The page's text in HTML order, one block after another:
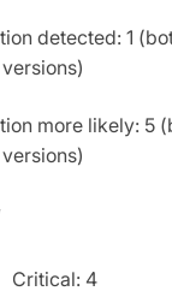
detected: 1
more likely: 5
Critical: 4